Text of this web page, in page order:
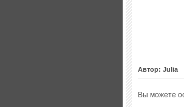
Автор: Julia
Вы можете